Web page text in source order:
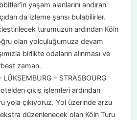
yaşam alanlarını andıran
da izleme şansı bulabilirler.
turumuzun ardından Köln
olan yolculuğumuza devam
birlikte odaların alınması ve
zaman.
LÜKSEMBURG – STRASBOURG
çıkış işlemleri ardından
yola çıkıyoruz. Yol üzerinde arzu
düzenlenecek olan Köln Turu